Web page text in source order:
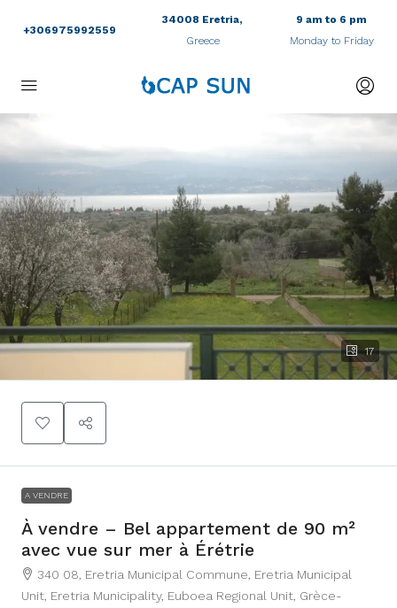
+306975992559
34008 Eretria,
Greece
9 am to 6 pm
Monday to Friday
17
A VENDRE
À vendre – Bel appartement de 90 m²
avec vue sur mer à Érétrie
340 08, Eretria Municipal Commune, Eretria Municipal
Unit, Eretria Municipality, Euboea Regional Unit, Grèce-